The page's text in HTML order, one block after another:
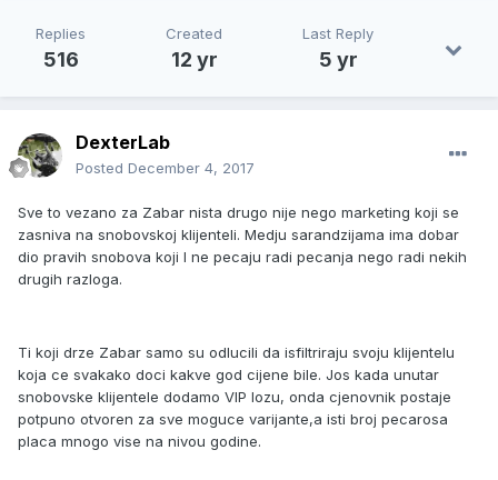
Replies
516
Created
12 yr
Last Reply
5 yr
DexterLab
Posted December 4, 2017
Sve to vezano za Zabar nista drugo nije nego marketing koji se
zasniva na snobovskoj klijenteli. Medju sarandzijama ima dobar
dio pravih snobova koji I ne pecaju radi pecanja nego radi nekih
drugih razloga.
Ti koji drze Zabar samo su odlucili da isfiltriraju svoju klijentelu
koja ce svakako doci kakve god cijene bile. Jos kada unutar
snobovske klijentele dodamo VIP lozu, onda cjenovnik postaje
potpuno otvoren za sve moguce varijante,a isti broj pecarosa
placa mnogo vise na nivou godine.